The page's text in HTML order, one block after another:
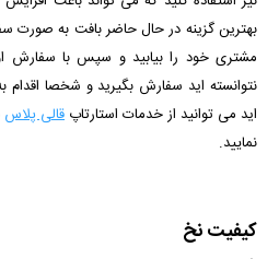
بهترین گزینه در حال حاضر بافت به صورت
مشتری خود را بیابید و سپس با سفارش او
نتوانسته اید سفارش بگیرید و شخصا اقدام
اید می توانید از خدمات استارتاپ قالی پلاس
نمایید.
کیفیت نخ